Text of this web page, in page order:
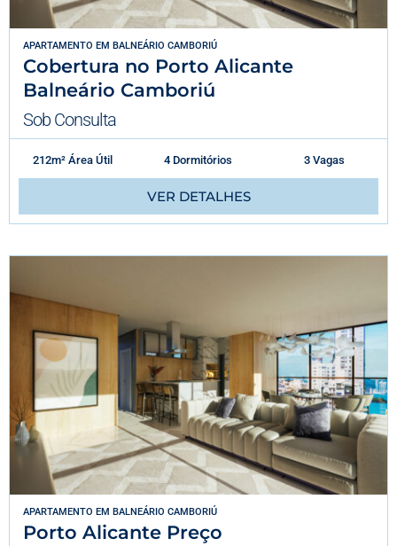
APARTAMENTO EM BALNEÁRIO CAMBORIÚ
Cobertura no Porto Alicante
Balneário Camboriú
Sob Consulta
212m² Área Útil 4 Dormitórios 3 Vagas
VER DETALHES
APARTAMENTO EM BALNEÁRIO CAMBORIÚ
Porto Alicante Preço